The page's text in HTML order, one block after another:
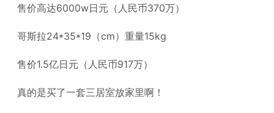
售价高达6000w日元（人民币370万）
哥斯拉24*35*19（cm）重量15kg
售价1.5亿日元（人民币917万）
真的是买了一套三居室放家里啊！